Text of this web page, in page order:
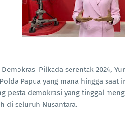
Demokrasi Pilkada serentak 2024,
Papua yang mana hingga saat
pesta demokrasi yang tinggal
di seluruh Nusantara.